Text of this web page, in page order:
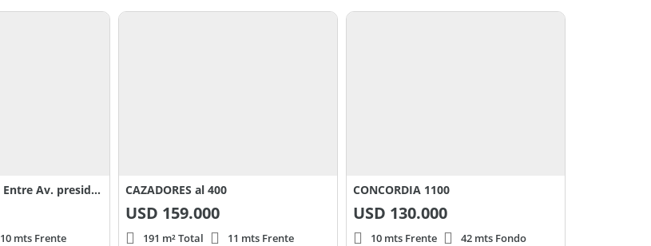
Primera Junta 966. Entre Av. presidente perón (ex gaona y Milán
10 mts Frente
CAZADORES al 400
USD 159.000
191 m² Total 11 mts Frente
CONCORDIA 1100
USD 130.000
10 mts Frente 42 mts Fondo